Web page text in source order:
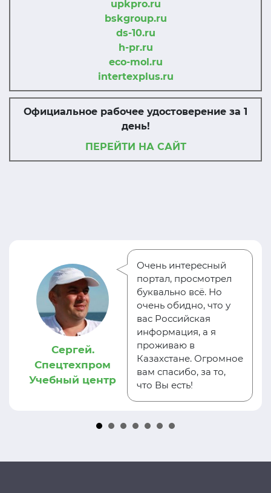
upkpro.ru
bskgroup.ru
ds-10.ru
h-pr.ru
eco-mol.ru
intertexplus.ru
Официальное рабочее удостоверение за 1
день!
ПЕРЕЙТИ НА САЙТ
Сергей.
Спецтехпром
Учебный центр
Очень интересный
портал, просмотрел
буквально всё. Но
очень обидно, что у
вас Российская
информация, а я
проживаю в
Казахстане. Огромное
вам спасибо, за то,
что Вы есть!